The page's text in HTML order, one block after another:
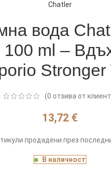
Chatler
вода
100 ml –
Stronger
(0 отзива от
13,72 €
продадени през
В наличност